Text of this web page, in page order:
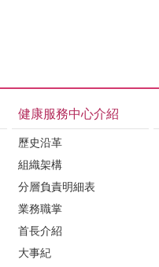
健康服務中心介紹
歷史沿革
組織架構
分層負責明細表
業務職掌
首長介紹
大事紀